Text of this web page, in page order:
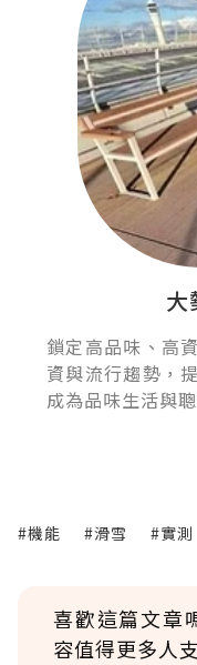
大
鎖定高品味、高
資與流行趨勢，
成為品味生活與
#機能 #滑雪 #實測
喜歡這篇文章
容值得更多人